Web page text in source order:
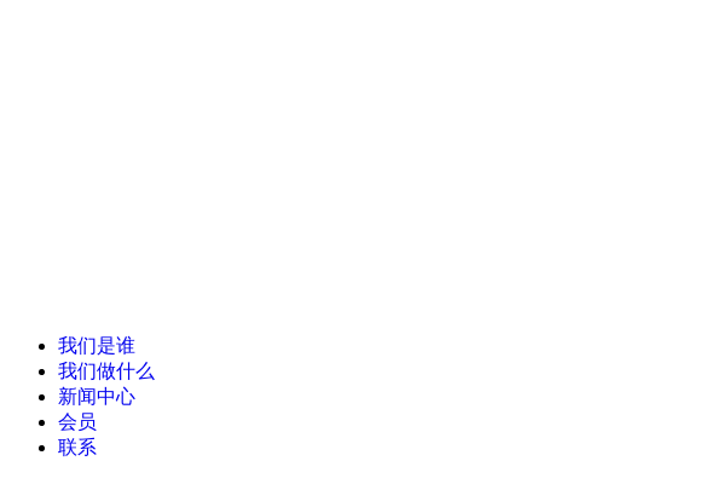
我们是谁
我们做什么
新闻中心
会员
联系